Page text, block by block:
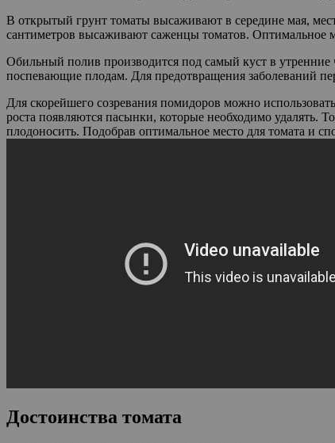
В открытый грунт томаты высаживают в середине мая,
сантиметров высаживают саженцы томатов. Оптимальное
Обильный полив производится под самый куст в
поспевающие плодам. Для предотвращения заболеваний
Для скорейшего созревания помидоров можно
роста появляются пасынки, которые необходимо удалять.
плодоносить. Подобрав оптимальное место для томата и
Достоинства томата